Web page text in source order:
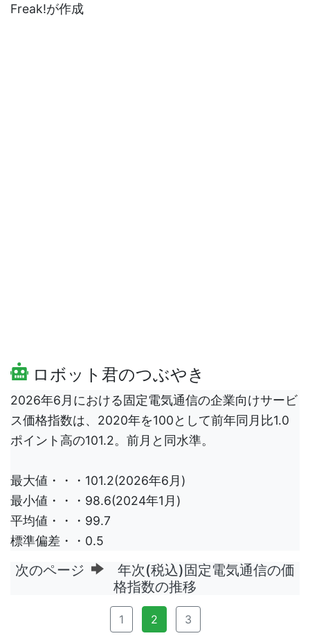
Freak!が作成
ロボット君のつぶやき
2026年6月における固定電気通信の企業向けサービ
ス価格指数は、2020年を100として前年同月比1.0
ポイント高の101.2。前月と同水準。
最大値・・・101.2(2026年6月)
最小値・・・98.6(2024年1月)
平均値・・・99.7
標準偏差・・0.5
次のページ
年次(税込)固定電気通信の価
格指数の推移
1 2 3